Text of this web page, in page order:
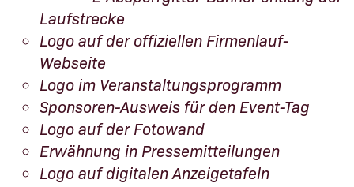
Laufstrecke
Logo auf der offiziellen Firmenlauf-
Webseite
Logo im Veranstaltungsprogramm
Sponsoren-Ausweis für den Event-Tag
Logo auf der Fotowand
Erwähnung in Pressemitteilungen
Logo auf digitalen Anzeigetafeln